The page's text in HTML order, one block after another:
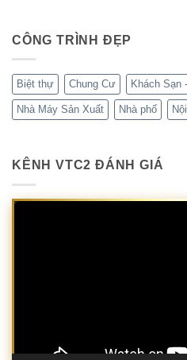
CÔNG TRÌNH ĐẸP
Biệt thự Chung Cư Khách Sạn
Nhà Máy Sản Xuất Nhà phố
KÊNH VTC2 ĐÁNH GIÁ
Trình